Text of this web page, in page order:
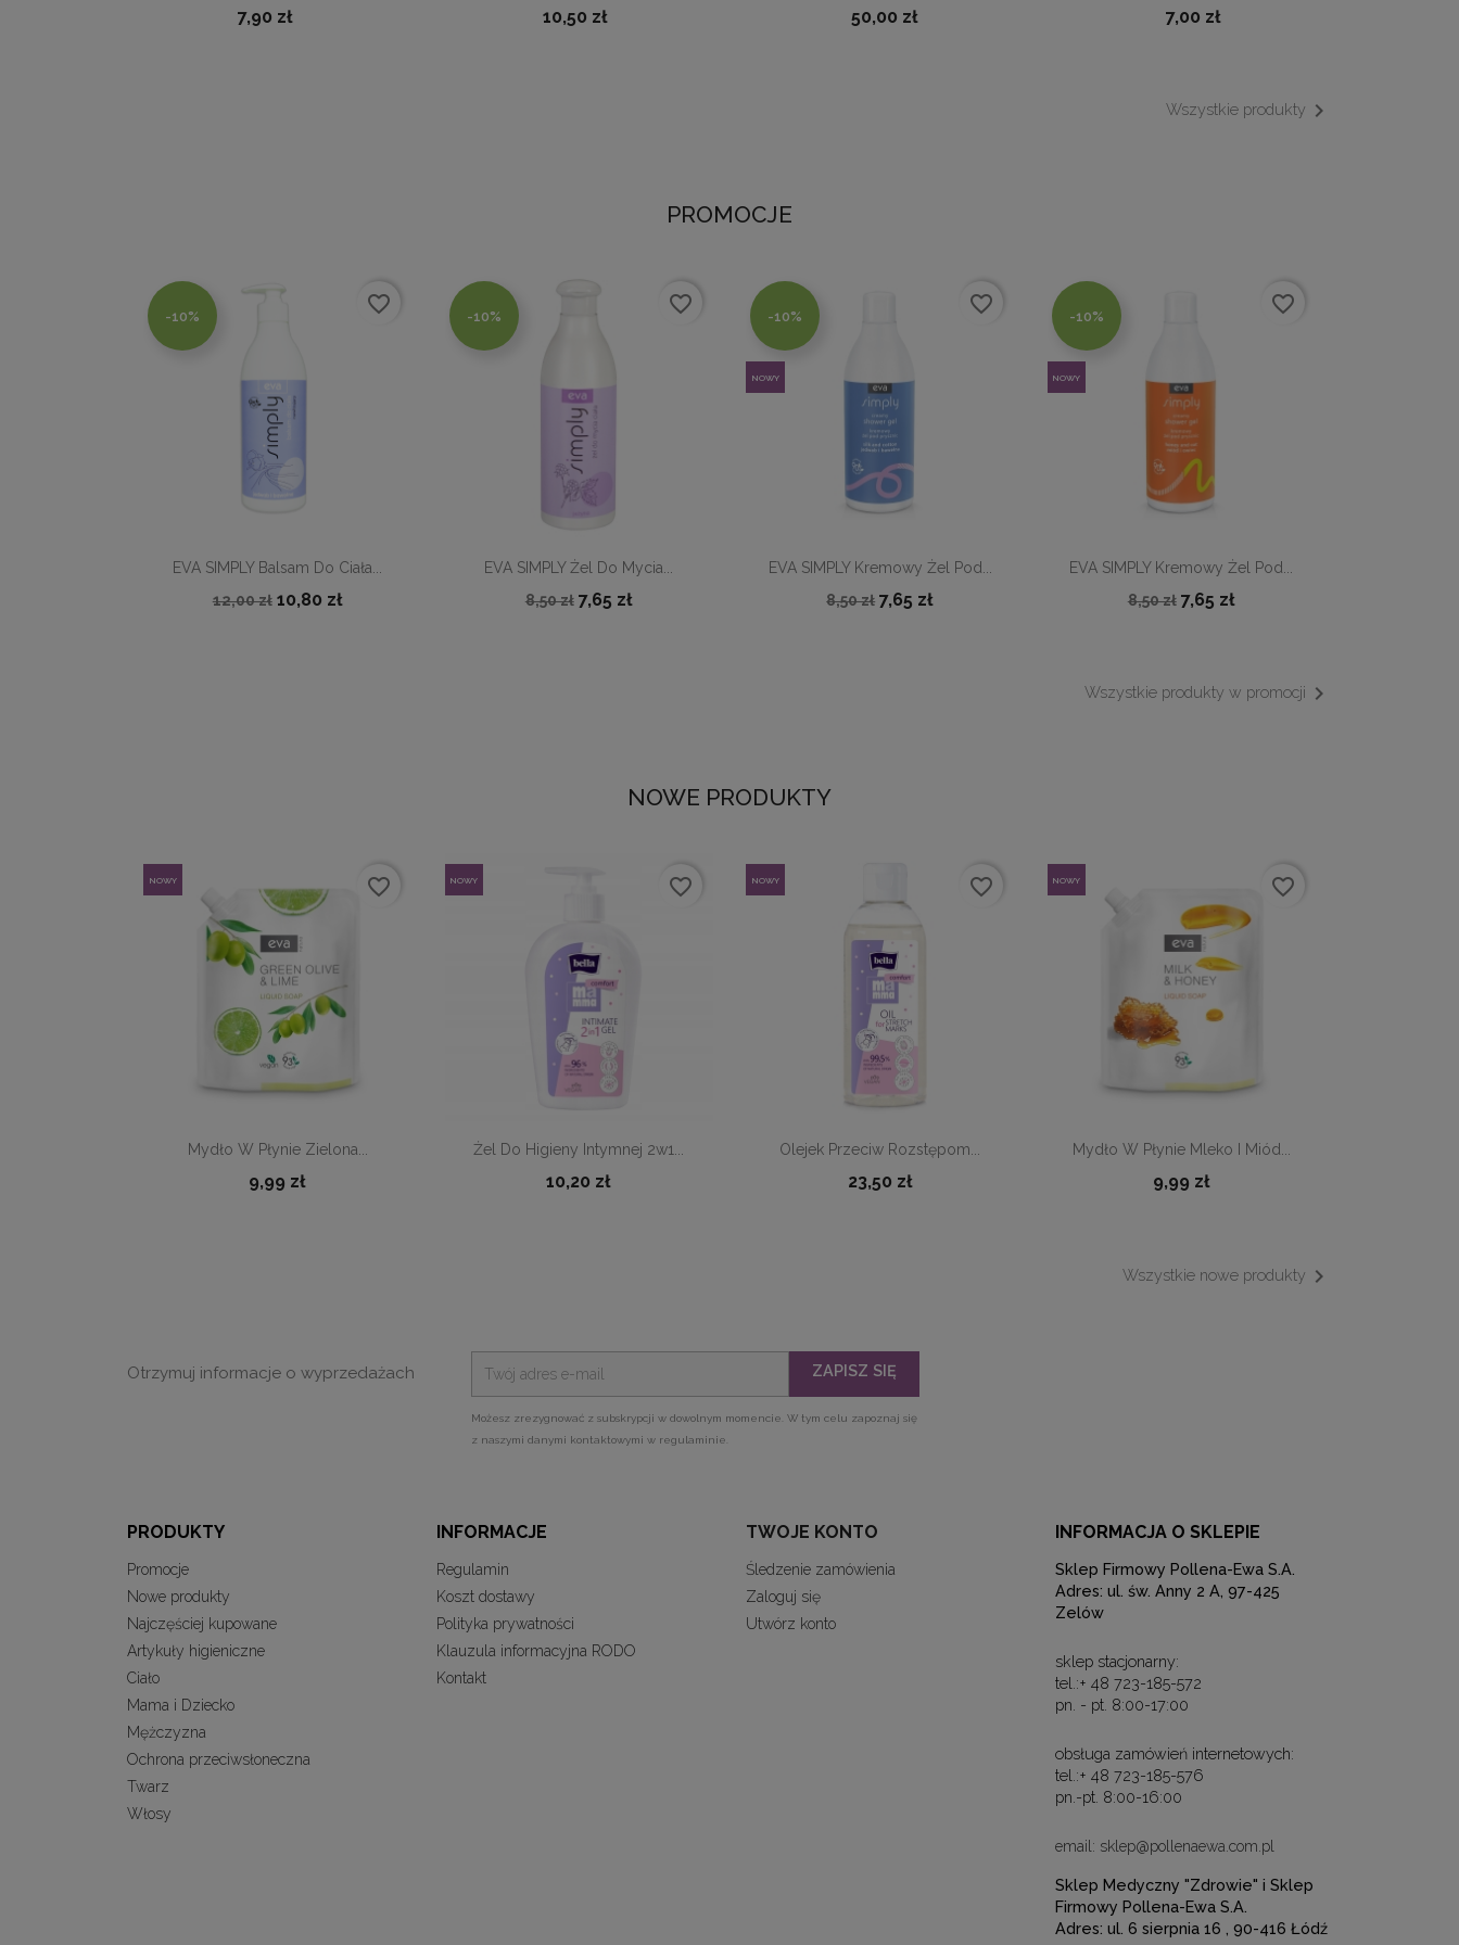
7,90 zł 10,50 zł 50,00 zł 7,00 zł
Wszystkie produkty 
PROMOCJE
Szybki podgląd
EVA SIMPLY Balsam Do Ciała...
12,00 zł 10,80 zł
-10% favorite_border
Szybki podgląd
EVA SIMPLY Żel Do Mycia...
8,50 zł 7,65 zł
-10% favorite_border
Szybki podgląd
EVA SIMPLY Kremowy Żel Pod...
8,50 zł 7,65 zł
-10%
NOWY
favorite_border
Szybki podgląd
EVA SIMPLY Kremowy Żel Pod...
8,50 zł 7,65 zł
-10%
NOWY
favorite_border
Wszystkie produkty w promocji 
NOWE PRODUKTY
Szybki podgląd
Mydło W Płynie Zielona...
9,99 zł
NOWY favorite_border
Szybki podgląd
Żel Do Higieny Intymnej 2w1...
10,20 zł
NOWY favorite_border
 Szybki podgląd
Olejek Przeciw Rozstępom...
23,50 zł
NOWY favorite_border
Szybki podgląd
Mydło W Płynie Mleko I Miód...
9,99 zł
NOWY favorite_border
Wszystkie nowe produkty 
Otrzymuj informacje o wyprzedażach ZAPISZ SIĘ
Możesz zrezygnować z subskrypcji w dowolnym momencie. W tym celu zapoznaj się
z naszymi danymi kontaktowymi w regulaminie.
PRODUKTY
Promocje
Nowe produkty
Najczęściej kupowane
Artykuły higieniczne
Ciało
Mama i Dziecko
Mężczyzna
Ochrona przeciwsłoneczna
Twarz
Włosy
INFORMACJE
Regulamin
Koszt dostawy
Polityka prywatności
Klauzula informacyjna RODO
Kontakt
TWOJE KONTO
Śledzenie zamówienia
Zaloguj się
Utwórz konto
INFORMACJA O SKLEPIE
Sklep Firmowy Pollena-Ewa S.A.
Adres: ul. św. Anny 2 A, 97-425
Zelów
sklep stacjonarny:
tel.:+ 48 723-185-572
pn. - pt. 8:00-17:00
obsługa zamówień internetowych:
tel.:+ 48 723-185-576
pn.-pt. 8:00-16:00
email: sklep@pollenaewa.com.pl
Sklep Medyczny "Zdrowie" i Sklep
Firmowy Pollena-Ewa S.A.
Adres: ul. 6 sierpnia 16 , 90-416 Łódź